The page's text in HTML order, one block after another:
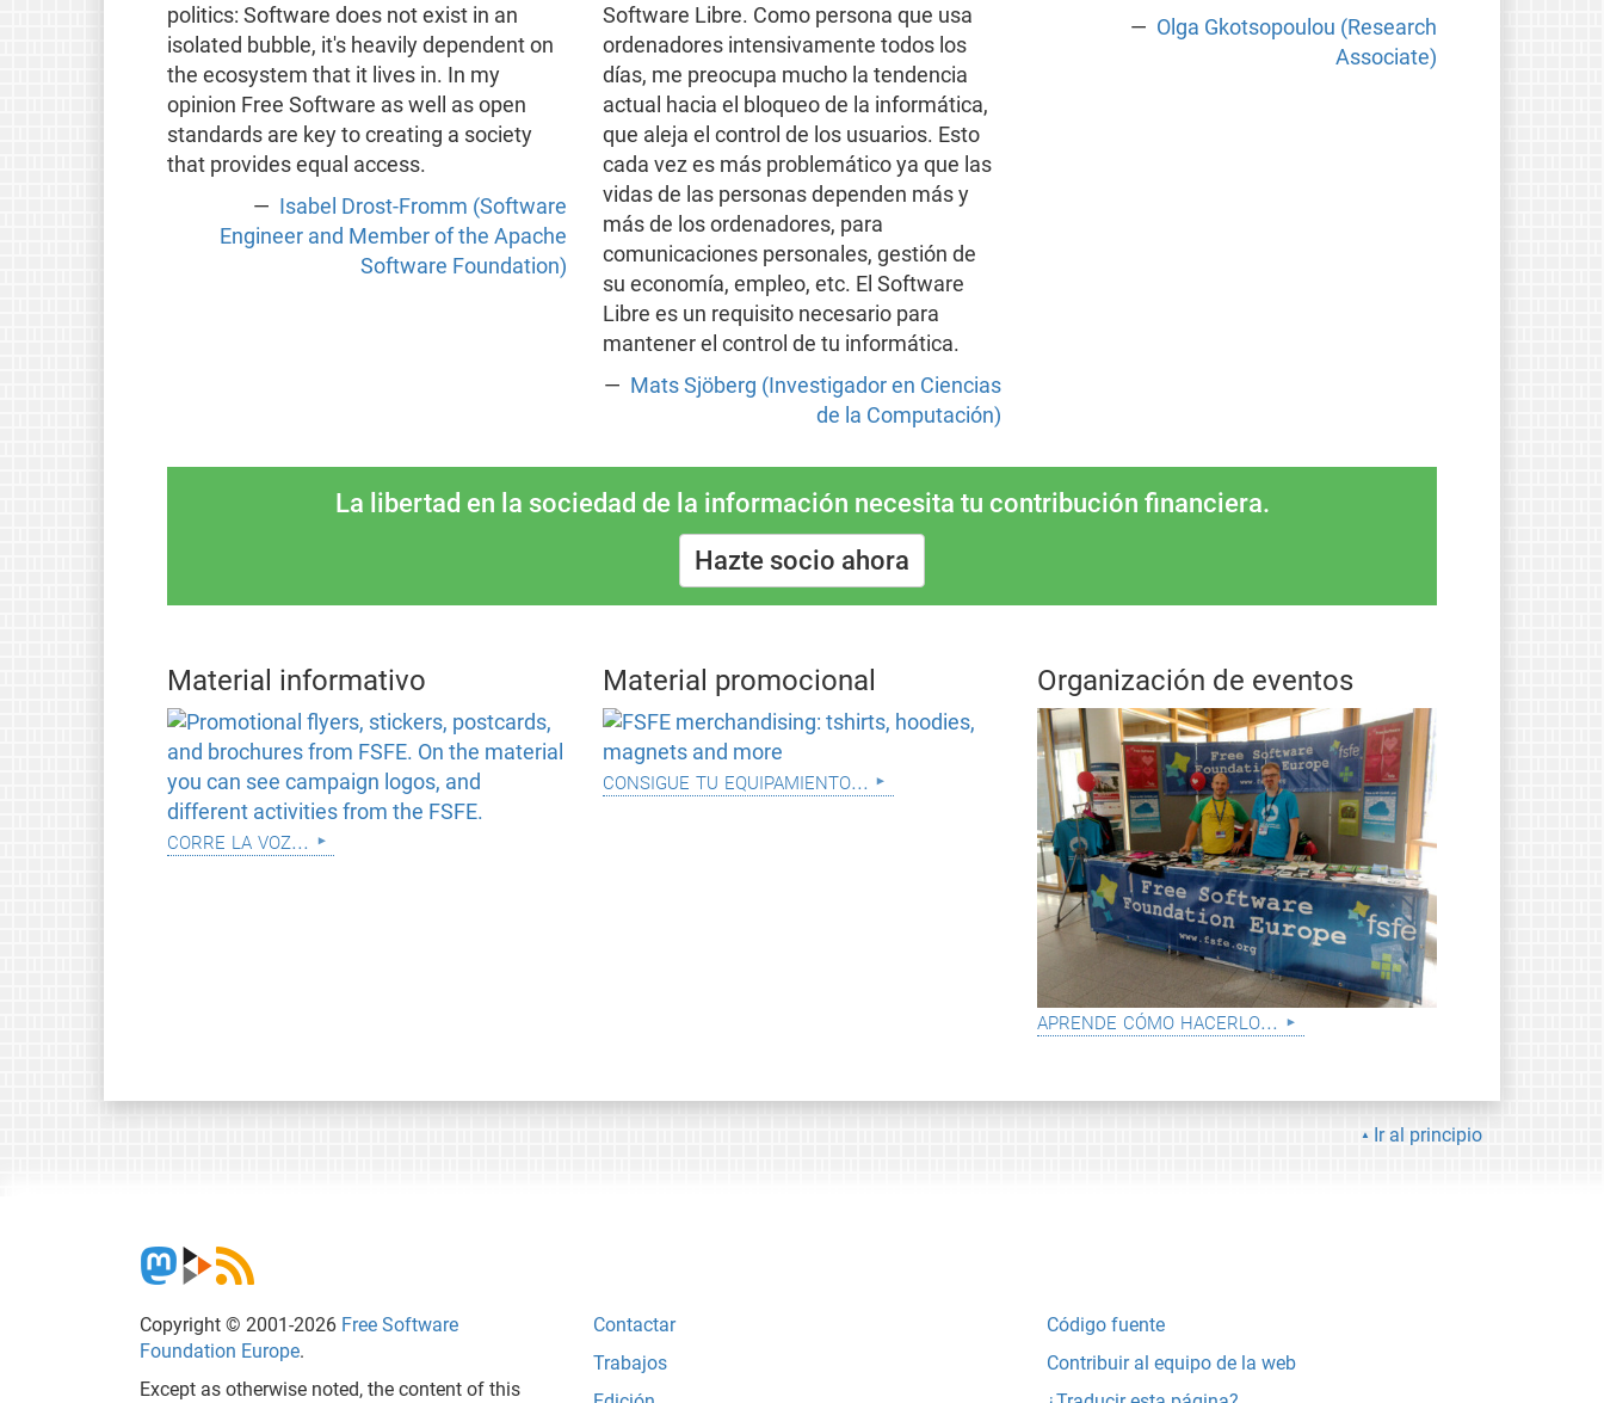
politics: Software does not exist in an
isolated bubble, it's heavily dependent on
the ecosystem that it lives in. In my
opinion Free Software as well as open
standards are key to creating a society
that provides equal access.
Isabel Drost-Fromm (Software
Engineer and Member of the Apache
Software Foundation)
Software Libre. Como persona que usa
ordenadores intensivamente todos los
días, me preocupa mucho la tendencia
actual hacia el bloqueo de la informática,
que aleja el control de los usuarios. Esto
cada vez es más problemático ya que las
vidas de las personas dependen más y
más de los ordenadores, para
comunicaciones personales, gestión de
su economía, empleo, etc. El Software
Libre es un requisito necesario para
mantener el control de tu informática.
Mats Sjöberg (Investigador en Ciencias
de la Computación)
Olga Gkotsopoulou (Research
Associate)
La libertad en la sociedad de la información necesita tu contribución financiera.
Hazte socio ahora
Material informativo
corre la voz...
Material promocional
consigue tu equipamiento...
Organización de eventos
aprende cómo hacerlo...
Ir al principio
Copyright © 2001-2026 Free Software
Foundation Europe.
Except as otherwise noted, the content of this
Contactar
Trabajos
Código fuente
Contribuir al equipo de la web